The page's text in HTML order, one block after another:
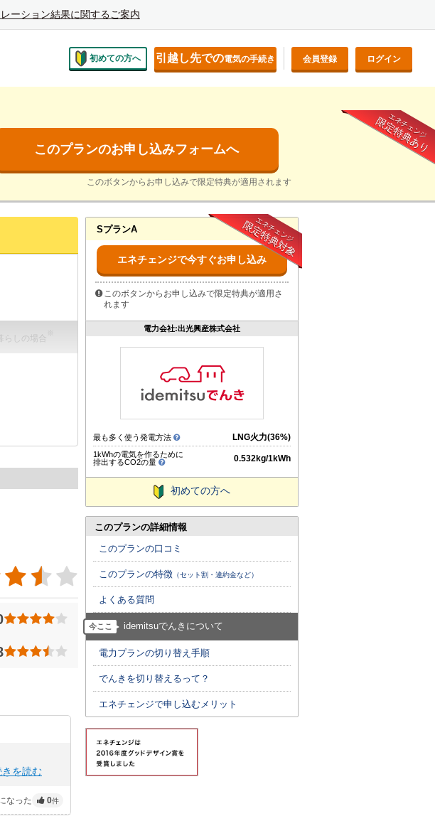
ーション結果に関するご案内
初めての方へ 引越し先での電気の手続き 会員登録 ログイン
このプランのお申し込みフォームへ
このボタンからお申し込みで限定特典が適用されます
エネチェンジ
限定特典あり
らしの場合
※
を読む
なった 0件
エネチェンジ
限定特典対象
SプランA
エネチェンジで今すぐお申し込み
このボタンからお申し込みで限定特典が適用さ
れます
電力会社:出光興産株式会社
最も多く使う発電方法 LNG火力(36%)
1kWhの電気を作るために
排出するCO2の量
0.532kg/1kWh
初めての方へ
このプランの詳細情報
このプランの口コミ
このプランの特徴 （セット割・違約金など）
よくある質問
今ここ idemitsuでんきについて
電力プランの切り替え手順
でんきを切り替えるって？
エネチェンジで申し込むメリット